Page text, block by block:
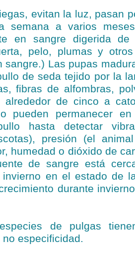
evitan la luz, pasan
semana a varios
en sangre digerida
pelo, plumas y
sangre.) Las pupas
de seda tejido por la
fibras de alfombras,
alrededor de cinco a
pueden permanecer
hasta detectar
presión (el
humedad o dióxido de
de sangre está
en el estado de
durante
de pulgas
especificidad.